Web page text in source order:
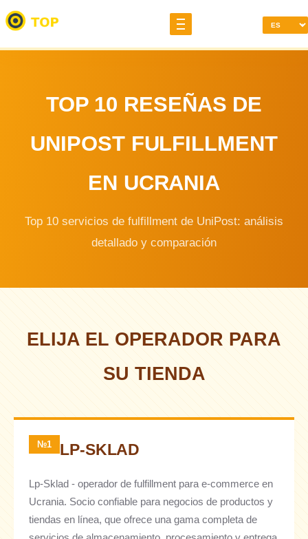
TOP 10 RESEÑAS DE
UNIPOST FULFILLMENT
EN UCRANIA
Top 10 servicios de fulfillment de UniPost: análisis
detallado y comparación
ELIJA EL OPERADOR PARA
SU TIENDA
№1 LP-SKLAD
Lp-Sklad - operador de fulfillment para e-commerce en
Ucrania. Socio confiable para negocios de productos y
tiendas en línea, que ofrece una gama completa de